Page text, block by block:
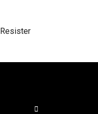
Resister